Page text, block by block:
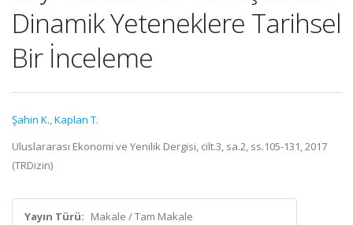
Dinamik Yeteneklere Tarihsel
Bir İnceleme
Şahin K.,Kaplan T.
Uluslararası Ekonomi ve Yenilik Dergisi, cilt.3, sa.2, ss.105-131, 2017
(TRDizin)
Yayın Türü: Makale / Tam Makale